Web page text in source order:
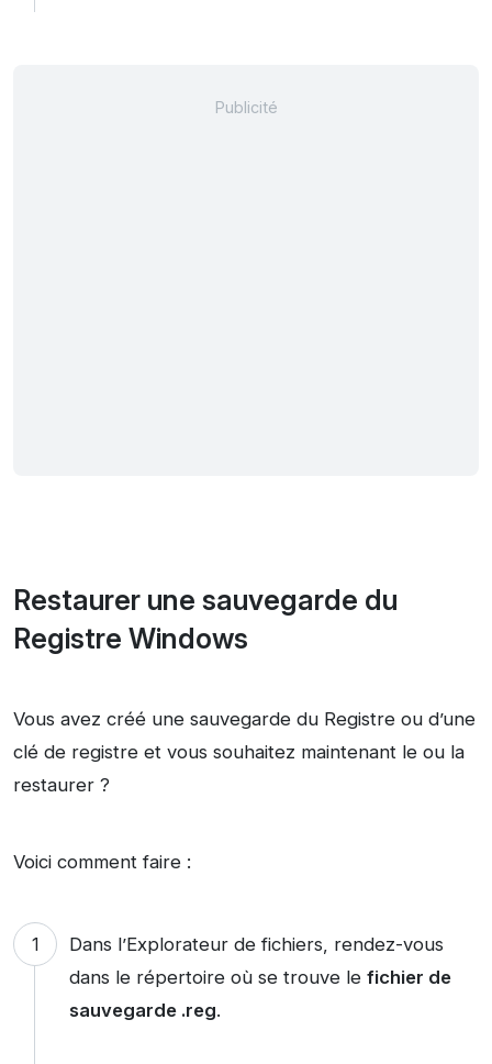
Restaurer une sauvegarde du
Registre Windows
Vous avez créé une sauvegarde du Registre ou d’une
clé de registre et vous souhaitez maintenant le ou la
restaurer ?
Voici comment faire :
Dans l’Explorateur de fichiers, rendez-vous
dans le répertoire où se trouve le fichier de
sauvegarde .reg.